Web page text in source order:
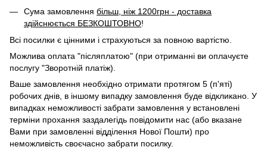
Сума замовлення більш, ніж 1200грн - доставка
здійснюється БЕЗКОШТОВНО!
Всі посилки є цінними і страхуються за повною вартістю.
Можлива оплата "післяплатою" (при отриманні ви оплачуєте
послугу "Зворотній платіж).
Ваше замовлення необхідно отримати протягом 5 (п'яті)
робочих днів, в іншому випадку замовлення буде відкликано. У
випадках неможливості забрати замовлення у встановлені
терміни прохання заздалегідь повідомити нас (або вказане
Вами при замовленні відділення Нової Пошти) про
неможливість своєчасно забрати посилку.